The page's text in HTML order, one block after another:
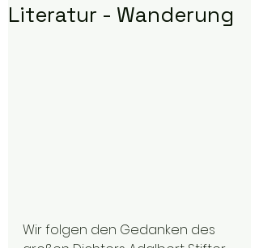
Literatur - Wanderung
Wir folgen den Gedanken des